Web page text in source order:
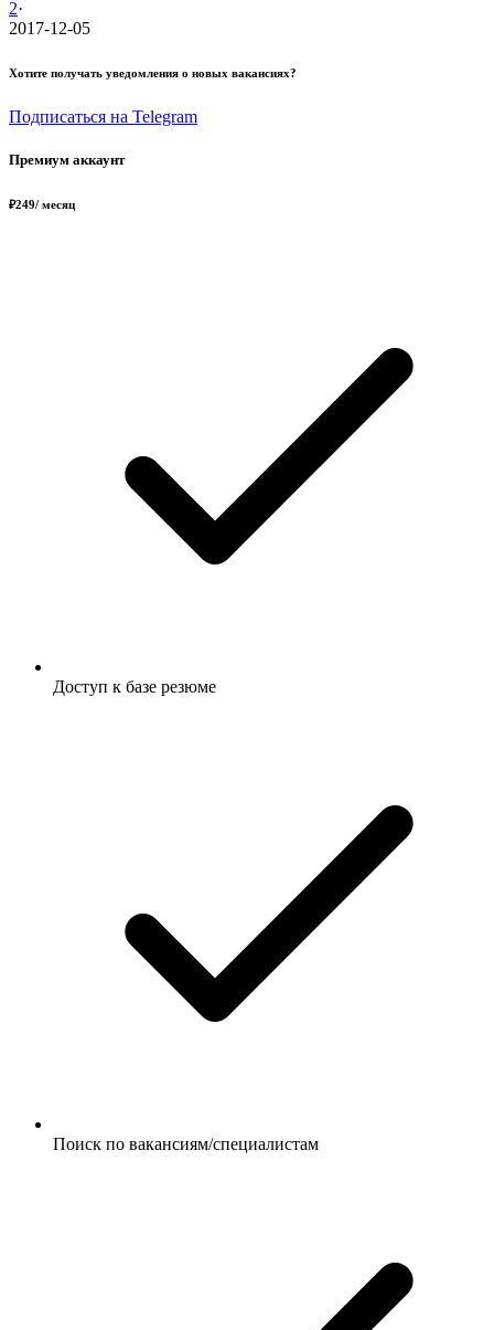
2·
2017-12-05
Хотите получать уведомления о новых вакансиях?
Подписаться на Telegram
Премиум аккаунт
₽249/ месяц
Доступ к базе резюме
Поиск по вакансиям/специалистам